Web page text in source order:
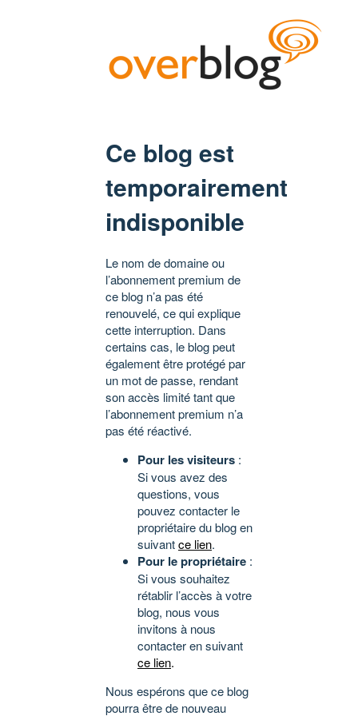
Ce blog est
temporairement
indisponible
Le nom de domaine ou
l’abonnement premium de
ce blog n’a pas été
renouvelé, ce qui explique
cette interruption. Dans
certains cas, le blog peut
également être protégé par
un mot de passe, rendant
son accès limité tant que
l’abonnement premium n’a
pas été réactivé.
Pour les visiteurs :
Si vous avez des
questions, vous
pouvez contacter le
propriétaire du blog en
suivantce lien.
Pour le propriétaire :
Si vous souhaitez
rétablir l’accès à votre
blog, nous vous
invitons à nous
contacter en suivant
ce lien.
Nous espérons que ce blog
pourra être de nouveau